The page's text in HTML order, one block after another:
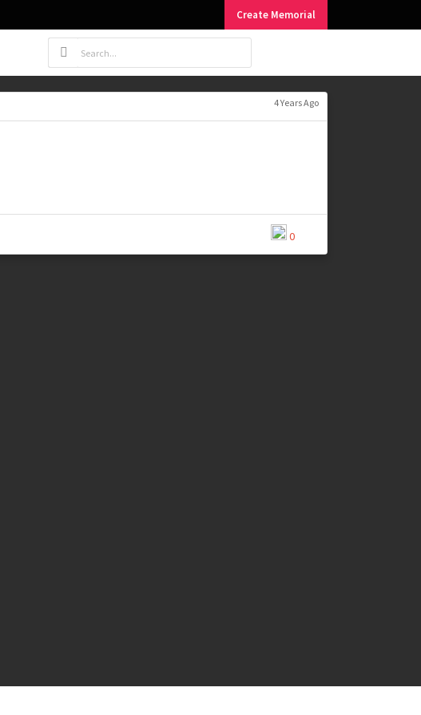
Create Memorial
4 Years Ago
0